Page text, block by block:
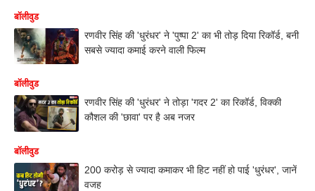
बॉलीवुड
रणवीर सिंह की 'धुरंधर' ने 'पुष्पा 2' का भी तोड़ दिया रिकॉर्ड, बनी
सबसे ज्यादा कमाई करने वाली फिल्म
बॉलीवुड
रणवीर सिंह की 'धुरंधर' ने तोड़ा 'गदर 2' का रिकॉर्ड, विक्की
कौशल की 'छावा' पर है अब नजर
बॉलीवुड
200 करोड़ से ज्यादा कमाकर भी हिट नहीं हो पाई 'धुरंधर', जानें
वजह